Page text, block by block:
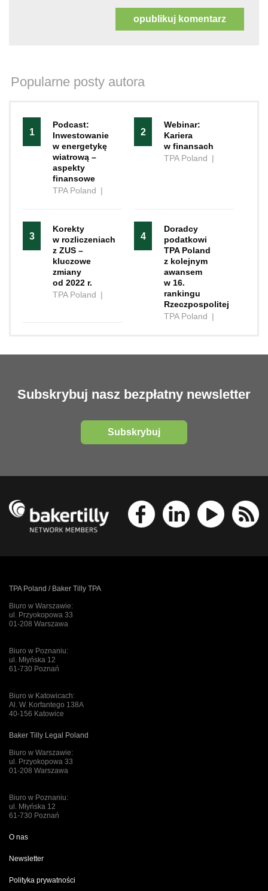
Popularne posty autora
1
Podcast:
Inwestowanie
w energetykę
wiatrową –
aspekty
finansowe
TPA Poland |
2
Webinar:
Kariera
w finansach
TPA Poland |
3
Korekty
w rozliczeniach
z ZUS –
kluczowe
zmiany
od 2022 r.
TPA Poland |
4
Doradcy
podatkowi
TPA Poland
z kolejnym
awansem
w 16.
rankingu
Rzeczpospolitej
TPA Poland |
Subskrybuj nasz bezpłatny newsletter
Subskrybuj
TPA Poland / Baker Tilly TPA
Biuro w Warszawie:
ul. Przyokopowa 33
01-208 Warszawa
Biuro w Poznaniu:
ul. Młyńska 12
61-730 Poznań
Biuro w Katowicach:
Al. W. Korfantego 138A
40-156 Katowice
Baker Tilly Legal Poland
Biuro w Warszawie:
ul. Przyokopowa 33
01-208 Warszawa
Biuro w Poznaniu:
ul. Młyńska 12
61-730 Poznań
O nas
Newsletter
Polityka prywatności